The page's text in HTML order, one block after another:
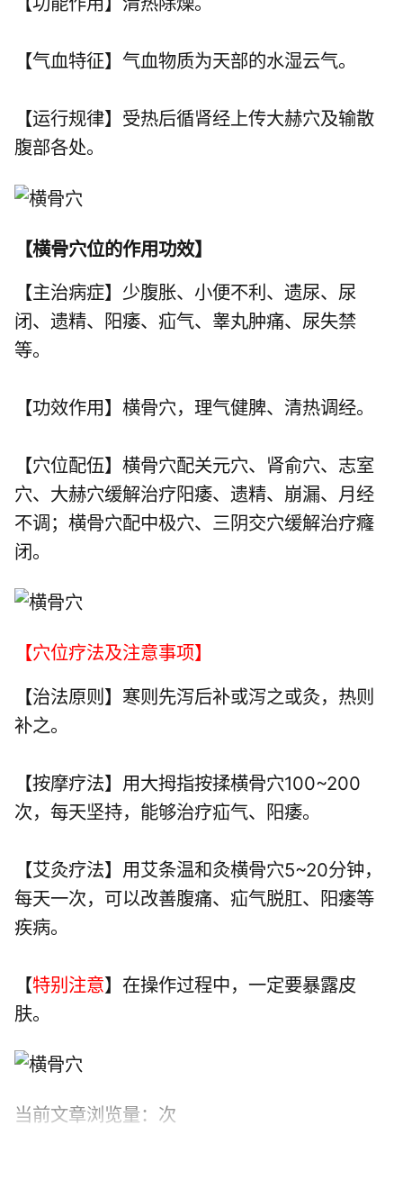
【气血特征】气血物质为天部的水湿云气。
【运行规律】受热后循肾经上传大赫穴及输散
腹部各处。
【横骨穴位的作用功效】
【主治病症】少腹胀、小便不利、遗尿、尿
闭、遗精、阳痿、疝气、睾丸肿痛、尿失禁
等。
【功效作用】横骨穴，理气健脾、清热调经。
【穴位配伍】横骨穴配关元穴、 肾俞穴、 志室
穴、 大赫穴缓解治疗阳痿、遗精、崩漏、月经
不调；横骨穴配中极穴、 三阴交穴缓解治疗癃
闭。
【穴位疗法及注意事项】
【治法原则】寒则先泻后补或泻之或灸，热则
补之。
【按摩疗法】用大拇指按揉横骨穴100~200
次，每天坚持，能够治疗疝气、阳痿。
【艾灸疗法】用艾条温和灸横骨穴5~20分钟，
每天一次，可以改善腹痛、疝气脱肛、阳痿等
疾病。
【特别注意】在操作过程中，一定要暴露皮
肤。
当前文章浏览量： 次